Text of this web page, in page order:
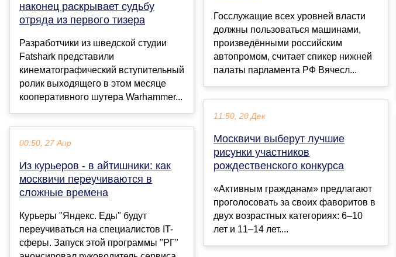
наконец раскрывает судьбу
отряда из первого тизера
Разработчики из шведской студии
Fatshark представили
кинематографический вступительный
ролик выходящего в этом месяце
кооперативного шутера Warhammer...
00:50, 27 Апр
Из курьеров - в айтишники: как
москвичи переучиваются в
сложные времена
Курьеры "Яндекс. Еды" будут
переучиваться на специалистов IT-
сферы. Запуск этой программы "РГ"
Госслужащие всех уровней власти
должны пользоваться машинами,
произведёнными российским
автопромом, считает спикер нижней
палаты парламента РФ Вячесл...
11:50, 20 Дек
Москвичи выберут лучшие
рисунки участников
рождественского конкурса
«Активным гражданам» предлагают
проголосовать за своих фаворитов в
двух возрастных категориях: 6–10
лет и 11–14 лет....